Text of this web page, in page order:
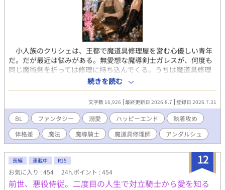
小人族のクリシェは、王都で魔道具修理屋を営む心優しい青年
だ。だが最近は悩みがある。無愛想な魔導剣士ガレスが、何度も
同じ魔術剣を折っては修理に持ち込んでくる。うちは魔道具修理
屋であって、武具修理屋じゃない。最初は呆れていたクリシェだ
ったが、剣には天使の呪いが残っていた。ガレス自身も左腕に
「天使の呪い」を受けていた。不意の事故で、天使の呪いがクリ
シェにまで移ってしまう。 ガレスは騎士団の任務中、後輩騎士
マヌスを庇って呪いを受け、左腕を負傷していた。この先も騎士
として命を奪いのではなく、誰かの役に立つ仕事を望み、クリシ
ェの店で働きたいと申し出る。天使の呪いは二人一緒に解かねば
ならない。クリシェは渋々ながらガレスを従業員として受け入れ
た。 修理の仕事を通して互いを理解し合う二人。 二人は徐々
に惹かれ合い、やがて隣にいるのが当たり前の存在になってい
く。 ――苦手から始まる溺愛じれきゅんラブ。
続きを読む
文字数 16,926 最終更新日 2026.8.7 登録日 2026.7.31
BL ファンタジー 溺愛 ハッピーエンド
執着攻め
体格差
魔法 魔導騎士 魔道具修理師 アンダルシュ
12
長編 連載中 R15
お気に入り : 454 24h.ポイント : 454
前世、悪役侍従。二度目の人生で対立騎士から愛を知る